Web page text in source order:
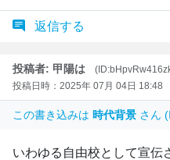
返信する
投稿者: 甲陽は
投稿日時：2025年 07月 04日 18:48
この書き込みは 時代背景 さん
いわゆる自由校として宣伝